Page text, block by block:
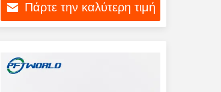
Πάρτε την καλύτερη τιμή